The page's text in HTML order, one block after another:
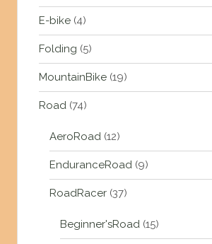
E-bike(4)
Folding (5)
MountainBike(19)
Road(74)
AeroRoad(12)
EnduranceRoad(9)
RoadRacer(37)
Beginner'sRoad(15)